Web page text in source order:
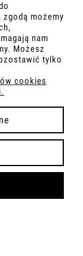
dostawy
koszyka
zgodą możemy
nam
Możesz
tylko
cookies